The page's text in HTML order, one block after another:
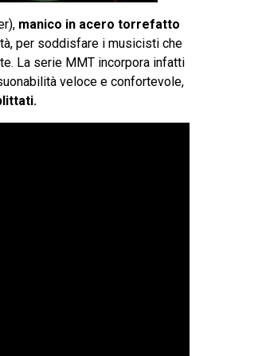
manico in acero torrefatto
per soddisfare i musicisti che
La serie MMT incorpora infatti
veloce e confortevole,